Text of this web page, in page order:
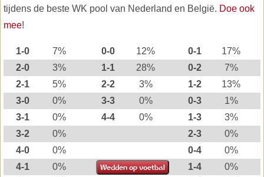
tijdens de beste WK pool van Nederland en België. Doe ook
mee!
1-0 7% 0-0 12% 0-1
17%
2-0
3% 1-1 28% 0-2
7%
2-1
5% 2-2 3% 1-2
13%
3-0
0% 3-3 0% 0-3
1%
3-1
0% 4-4 0% 1-3
3%
3-2
0% 2-3
0%
4-0
0% 0-4
0%
4-1
0% 1-4
0%